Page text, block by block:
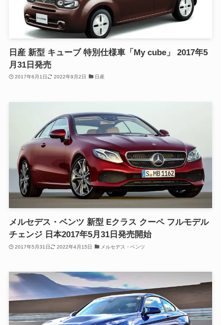
日産 新型 キューブ 特別仕様車「My cube」 2017年5
月31日発売
2017年6月1日 2022年9月2日 日産
メルセデス・ベンツ 新型 Eクラス クーペ フルモデル
チェンジ 日本2017年5月31日発売開始
2017年5月31日 2022年4月15日 メルセデス・ベンツ